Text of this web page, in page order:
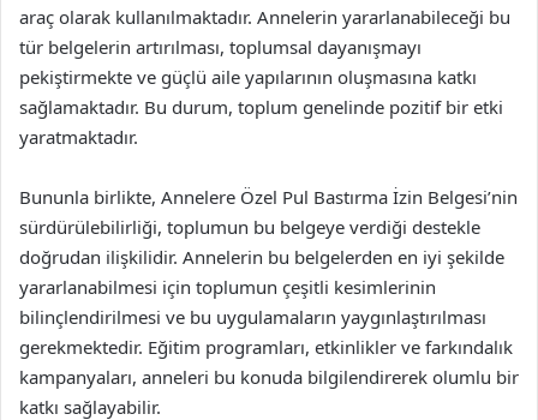
araç olarak kullanılmaktadır. Annelerin yararlanabileceği bu
tür belgelerin artırılması, toplumsal dayanışmayı
pekiştirmekte ve güçlü aile yapılarının oluşmasına katkı
sağlamaktadır. Bu durum, toplum genelinde pozitif bir etki
yaratmaktadır.
Bununla birlikte, Annelere Özel Pul Bastırma İzin Belgesi’nin
sürdürülebilirliği, toplumun bu belgeye verdiği destekle
doğrudan ilişkilidir. Annelerin bu belgelerden en iyi şekilde
yararlanabilmesi için toplumun çeşitli kesimlerinin
bilinçlendirilmesi ve bu uygulamaların yaygınlaştırılması
gerekmektedir. Eğitim programları, etkinlikler ve farkındalık
kampanyaları, anneleri bu konuda bilgilendirerek olumlu bir
katkı sağlayabilir.